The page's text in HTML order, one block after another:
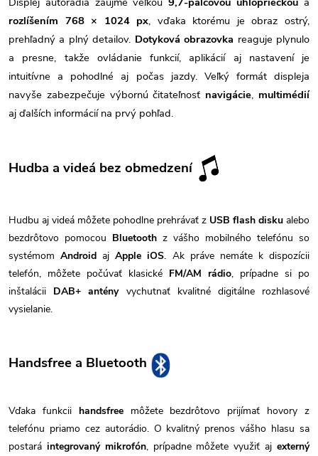
rozlíšením 768 × 1024 px, vďaka ktorému je obraz ostrý,
prehľadný a plný detailov. Dotyková obrazovka reaguje plynulo
a presne, takže ovládanie funkcií, aplikácií aj nastavení je
intuitívne a pohodlné aj počas jazdy. Veľký formát displeja
navyše zabezpečuje výbornú čitateľnosť navigácie, multimédií
aj ďalších informácií na prvý pohľad.
Hudba a videá bez obmedzení
Hudbu aj videá môžete pohodlne prehrávať z USB flash disku alebo
bezdrôtovo pomocou Bluetooth z vášho mobilného telefónu so
systémomAndroid ajApple iOS. Ak práve nemáte k dispozícii
telefón, môžete počúvať klasické FM/AM rádio, prípadne si po
inštalácii DAB+ antényvychutnať kvalitné digitálne rozhlasové
vysielanie.
Handsfree a Bluetooth
Vďaka funkcii handsfreemôžete bezdrôtovo prijímať hovory z
telefónu priamo cez autorádio. O kvalitný prenos vášho hlasu sa
postará integrovaný mikrofón, prípadne môžete využiť ajexterný